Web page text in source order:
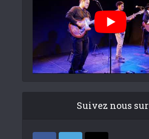
Suivez nous sur